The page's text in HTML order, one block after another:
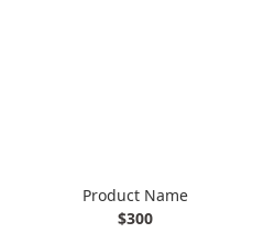
Product Name
$300